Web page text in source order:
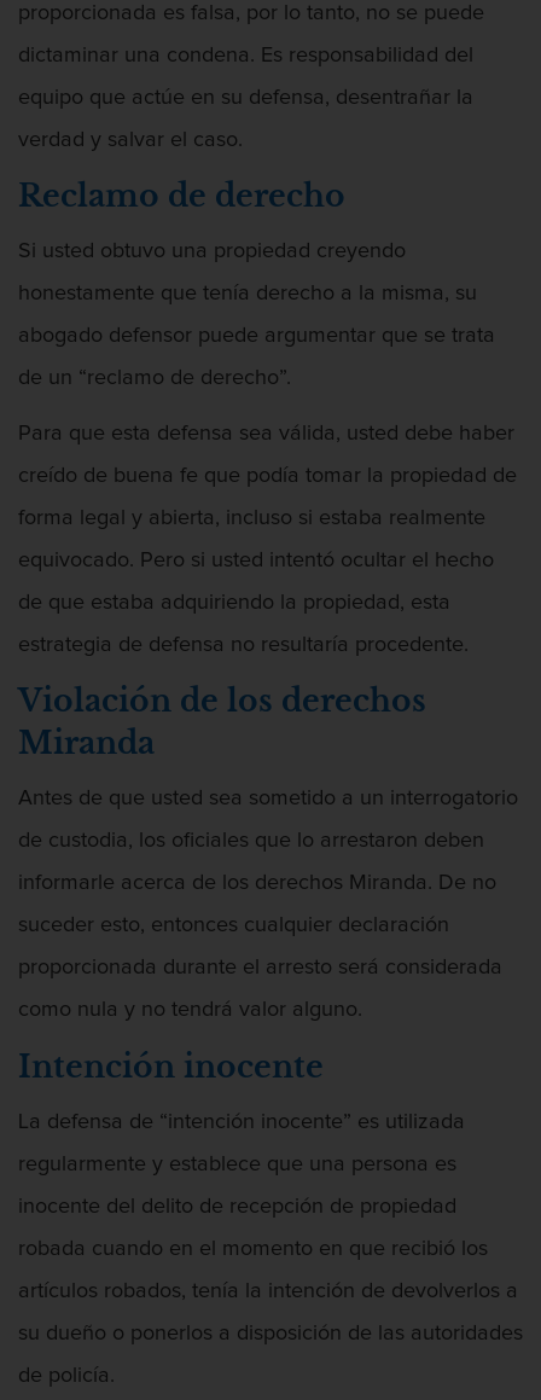
proporcionada es falsa, por lo tanto, no se puede
dictaminar una condena. Es responsabilidad del
equipo que actúe en su defensa, desentrañar la
verdad y salvar el caso.
Reclamo de derecho
Si usted obtuvo una propiedad creyendo
honestamente que tenía derecho a la misma, su
abogado defensor puede argumentar que se trata
de un “reclamo de derecho”.
Para que esta defensa sea válida, usted debe haber
creído de buena fe que podía tomar la propiedad de
forma legal y abierta, incluso si estaba realmente
equivocado. Pero si usted intentó ocultar el hecho
de que estaba adquiriendo la propiedad, esta
estrategia de defensa no resultaría procedente.
Violación de los derechos
Miranda
Antes de que usted sea sometido a un interrogatorio
de custodia, los oficiales que lo arrestaron deben
informarle acerca de los derechos Miranda. De no
suceder esto, entonces cualquier declaración
proporcionada durante el arresto será considerada
como nula y no tendrá valor alguno.
Intención inocente
La defensa de “intención inocente” es utilizada
regularmente y establece que una persona es
inocente del delito de recepción de propiedad
robada cuando en el momento en que recibió los
artículos robados, tenía la intención de devolverlos a
su dueño o ponerlos a disposición de las autoridades
de policía.
Agresión
Público
Agresión Doméstica
Agresión Que Causa Lesiones Corporales
Agresión Sexual
Armas Prohibidas en California
Asalto Con Arma Mortal